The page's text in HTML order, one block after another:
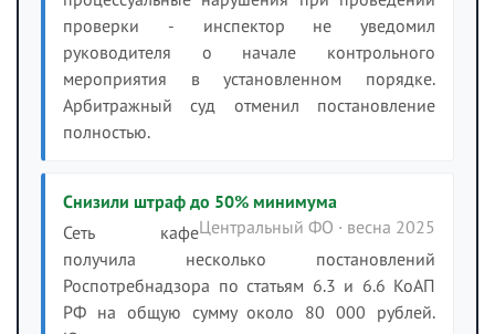
проверки - инспектор не уведомил
руководителя о начале контрольного
мероприятия в установленном порядке.
Арбитражный суд отменил постановление
полностью.
Снизили штраф до 50% минимума
Центральный ФО · весна 2025
Сеть кафе
получила несколько постановлений
Роспотребнадзора по статьям 6.3 и 6.6 КоАП
РФ на общую сумму около 80 000 рублей.